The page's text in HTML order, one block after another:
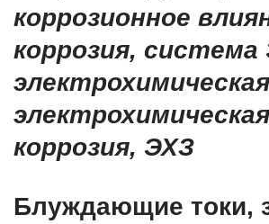
коррозионное
коррозия, система
электрохимическая
коррозия, ЭХЗ
Блуждающие токи,